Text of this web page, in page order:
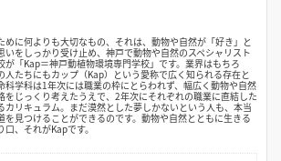
めに何よりも大切なもの、それは、動物や自然が「好き」と
いをしっかり受け止め、神戸で動物や自然のスペシャリスト
が「Kap＝神戸動植物環境専門学校」です。業界はもちろ
人たちにもカップ（Kap）という愛称で広く知られる存在と
科学科は1年次には職業の枠にとらわれず、幅広く動物や自然
をじっくり考えたうえで、2年次にそれぞれの職業に直結した
カリキュラム。まだ漠然とした夢しかないという人も、本当
を見つけることができるのです。動物や自然とともに生きる
、それがKapです。